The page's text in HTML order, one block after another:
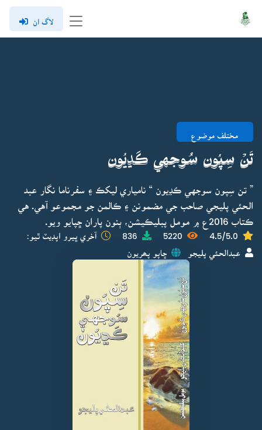
لاگ ان
مختلف موضوع
تَنۡ سِپُون سُوجهي ڪَڍيُون
” تن سِپون سوجهي ڪڍيون “ نامياري ليکڪ ۽ سفرناما نگار عبد
الحئي پليجي صاحب جي مضمونن ۽ ڪالمن جو مجموعو آهي. هي
ڪتاب 2016ع ۾ مومل پبليڪيشن، ٻنون پاران ڇپايو ويو.
4.5/5.0
5220
836 آخري ڀيرو اپڊيٽ ٿيو:
عبدالحئي پليجو ڇاپو پھريون